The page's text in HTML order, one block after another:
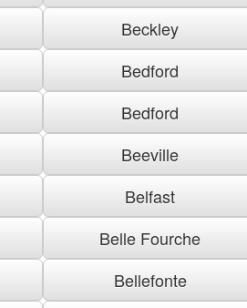
Beckley
Bedford
Bedford
Beeville
Belfast
Belle Fourche
Bellefonte